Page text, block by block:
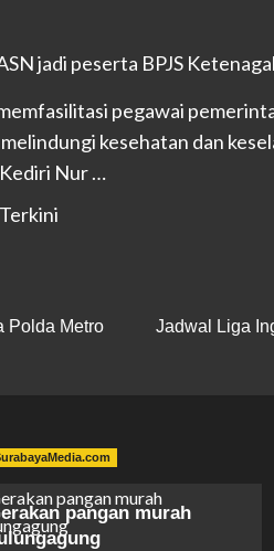
pegawai
kesehatan dan
Nur …
Polda Metro
Jadwal Liga
pangan murah